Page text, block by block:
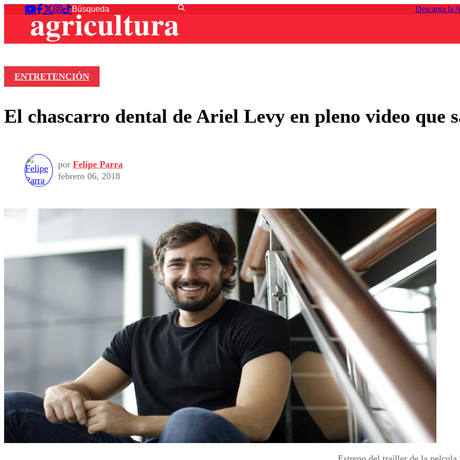
Descarga la
ENTRETENCIÓN
El chascarro dental de Ariel Levy en pleno video que
por Felipe Parra
febrero 06, 2018